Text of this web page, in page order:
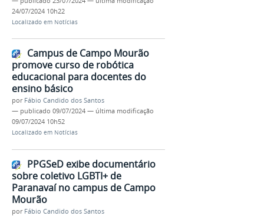
24/07/2024 10h22
Localizado em Notícias
Campus de Campo Mourão
promove curso de robótica
educacional para docentes do
ensino básico
por Fábio Candido dos Santos
— publicado 09/07/2024 — última modificação
09/07/2024 10h52
Localizado em Notícias
PPGSeD exibe documentário
sobre coletivo LGBTI+ de
Paranavaí no campus de Campo
Mourão
por Fábio Candido dos Santos